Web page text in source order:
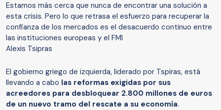
Estamos más cerca que nunca de encontrar una solución a
esta crisis. Pero lo que retrasa el esfuerzo para recuperar la
confianza de los mercados es el desacuerdo continuo entre
las instituciones europeas y el FMI
Alexis Tsipras
El gobierno griego de izquierda, liderado por Tspiras, está
llevando a cabo las reformas exigidas por sus
acreedores para desbloquear 2.800 millones de euros
de un nuevo tramo del rescate a su economía.